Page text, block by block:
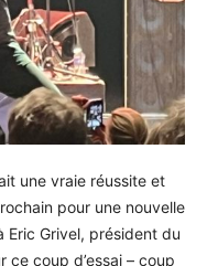
une vraie réussite et
pour une nouvelle
Grivel, président du
ce coup d’essai – coup